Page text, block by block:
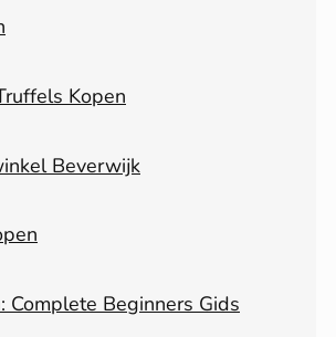
Kopen
Beverwijk
Complete Beginners Gids